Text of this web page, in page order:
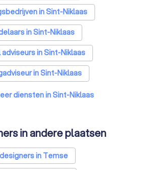
in Sint-Niklaas
in Sint-Niklaas
in Sint-Niklaas
in Sint-Niklaas
in Sint-Niklaas
diensten in Sint-Niklaas
in andere plaatsen
in Temse